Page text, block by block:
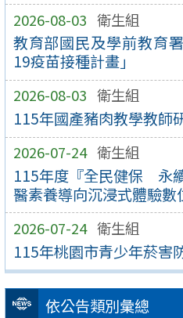
2026-08-03 衛生組
教育部國民及學前教育
19疫苗接種計畫」
2026-08-03 衛生組
115年國產豬肉教學教師
2026-07-24 衛生組
115年度『全民健保 永
醫素養導向沉浸式體驗
2026-07-24 衛生組
115年桃園市青少年菸害
依公告類別彙總